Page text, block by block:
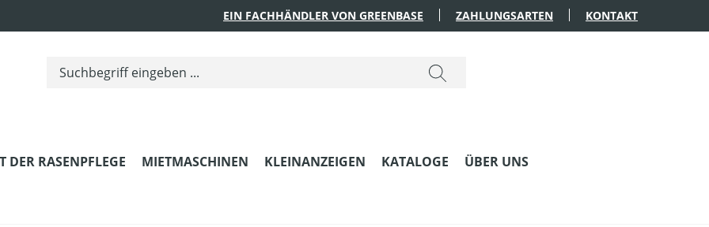
EIN FACHHÄNDLER VON GREENBASE ZAHLUNGSARTEN KONTAKT
DER RASENPFLEGE MIETMASCHINEN KLEINANZEIGEN KATALOGE ÜBER UNS